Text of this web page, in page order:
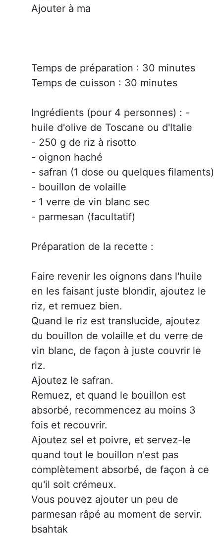
Ajouter à ma
Temps de préparation : 30 minutes
Temps de cuisson : 30 minutes
Ingrédients (pour 4 personnes) : -
huile d'olive de Toscane ou d'Italie
- 250 g de riz à risotto
- oignon haché
- safran (1 dose ou quelques filaments)
- bouillon de volaille
- 1 verre de vin blanc sec
- parmesan (facultatif)
Préparation de la recette :
Faire revenir les oignons dans l'huile
en les faisant juste blondir, ajoutez le
riz, et remuez bien.
Quand le riz est translucide, ajoutez
du bouillon de volaille et du verre de
vin blanc, de façon à juste couvrir le
riz.
Ajoutez le safran.
Remuez, et quand le bouillon est
absorbé, recommencez au moins 3
fois et recouvrir.
Ajoutez sel et poivre, et servez-le
quand tout le bouillon n'est pas
complètement absorbé, de façon à ce
qu'il soit crémeux.
Vous pouvez ajouter un peu de
parmesan râpé au moment de servir.
bsahtak